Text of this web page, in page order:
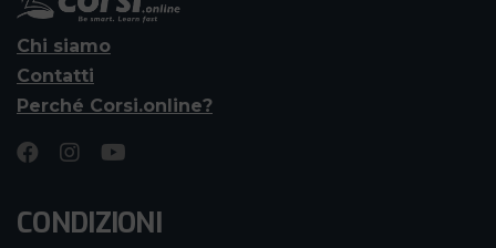
Chi siamo
Contatti
Perché Corsi.online?
CONDIZIONI